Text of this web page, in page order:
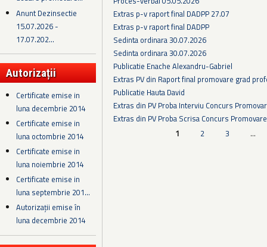
Anunt Dezinsectie
15.07.2026 -
17.07.202...
Autorizații
Certificate emise in
luna decembrie 2014
Certificate emise in
luna octombrie 2014
Certificate emise in
luna noiembrie 2014
Certificate emise in
luna septembrie 201...
Autorizații emise în
luna decembrie 2014
Extras p-v raport final DADPP 27.07
Extras p-v raport final DADPP
Sedinta ordinara 30.07.2026
Sedinta ordinara 30.07.2026
Publicatie Enache Alexandru-Gabriel
Extras PV din Raport final promovare grad
Publicatie Hauta David
Extras din PV Proba Interviu Concurs
Extras din PV Proba Scrisa Concurs
1 2 3 …